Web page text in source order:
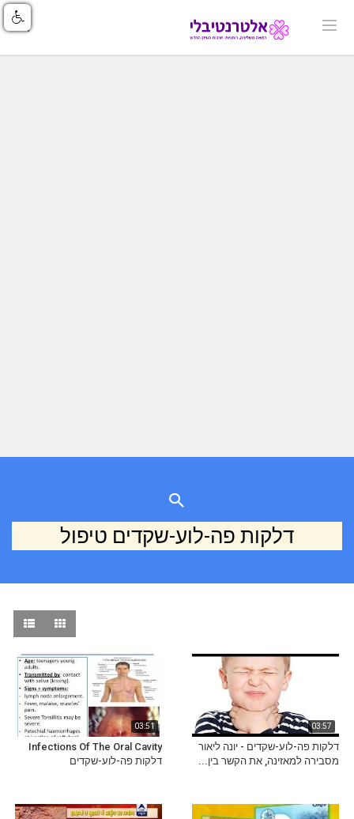
דלקות פה-לוע-שקדים טיפול
03:57
דלקות פה-לוע-שקדים - יונה ליאור
מסבירה למאזינה, את הקשר בין...
03:51
Infections Of The Oral Cavity
דלקות פה-לוע-שקדים